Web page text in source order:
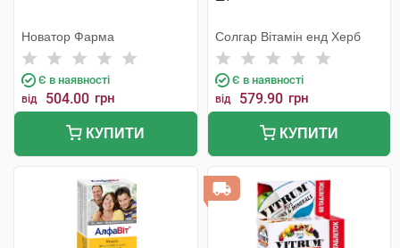
Новатор Фарма
Є в наявності
від 504.00 грн
КУПИТИ
Солгар Вітамін енд Херб
Є в наявності
від 579.90 грн
КУПИТИ